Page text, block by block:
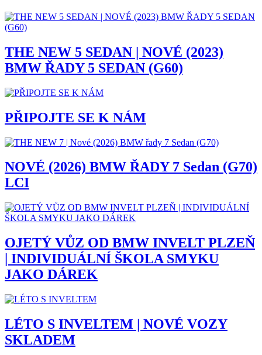
THE NEW 5 SEDAN | NOVÉ (2023)
BMW ŘADY 5 SEDAN (G60)
PŘIPOJTE SE K NÁM
NOVÉ (2026) BMW ŘADY 7 Sedan (G70)
LCI
OJETÝ VŮZ OD BMW INVELT PLZEŇ
| INDIVIDUÁLNÍ ŠKOLA SMYKU
JAKO DÁREK
LÉTO S INVELTEM | NOVÉ VOZY
SKLADEM